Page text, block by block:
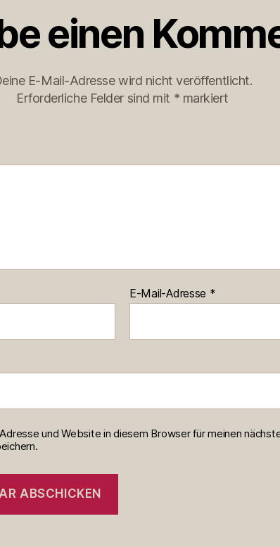
einen
E-Mail-Adresse wird nicht veröffentlicht.
Erforderliche Felder sind mit * markiert
E-Mail-Adresse *
und Website in diesem Browser für meinen